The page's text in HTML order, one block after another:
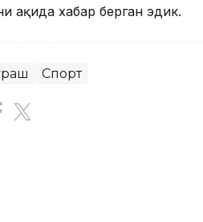
ҳақида хабар берган эдик.
Спорт